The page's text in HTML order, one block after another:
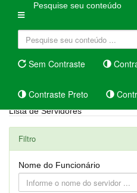
Pesquise seu conteúdo
Sem Contraste
Contraste Preto
Lista de Servidores
Filtro
Nome do Funcionário